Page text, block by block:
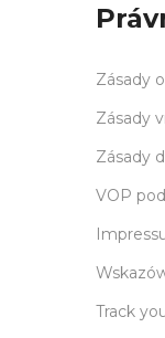
Zásady
Zásady
Zásady
VOP
Track